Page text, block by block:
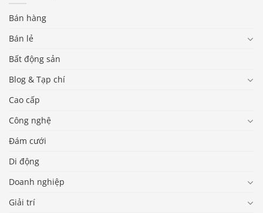
Bán hàng
Bán lẻ
Bất động sản
Blog & Tạp chí
Cao cấp
Công nghệ
Đám cưới
Di động
Doanh nghiệp
Giải trí